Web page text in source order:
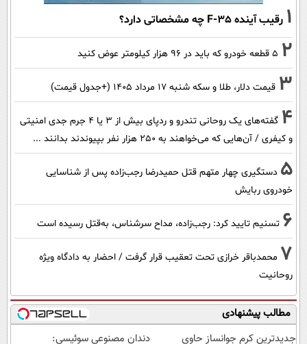
1 رقیب آینده F-35 چه مشخصاتی دارد؟
2 ۵ قطعه خودرو که باید در ۹۶ هزار کیلومتر عوض کنید
3 قیمت دلار، طلا و سکه شنبه ۱۷ مرداد ۱۴۰۵ (+جدول قیمت)
4
گفته‌های یک روحانی تندرو و ردپای بیش از ۳ یا ۴ جرم جدی امنیتی
و کیفری / آن‌هایی که می‌خواهند به ۲۵۰ هزار نفر بپیوندند بدانند ...
5 دستگیری چهار متهم قتل حمیدرضا رجب‌زاده پس از شناسایی
خودروی ربایش
6 تسنیم تایید کرد: رجب‌زاده، مداح سرشناس، به‌قتل رسیده است
7 محمدباقر خرازی تحت تعقیب قرار گرفت / احضار به دادگاه ویژه
روحانیت
مطالب پیشنهادی
جدیدترین کرم جوانساز حاوی
دندان مصنوعی سوئیسی: